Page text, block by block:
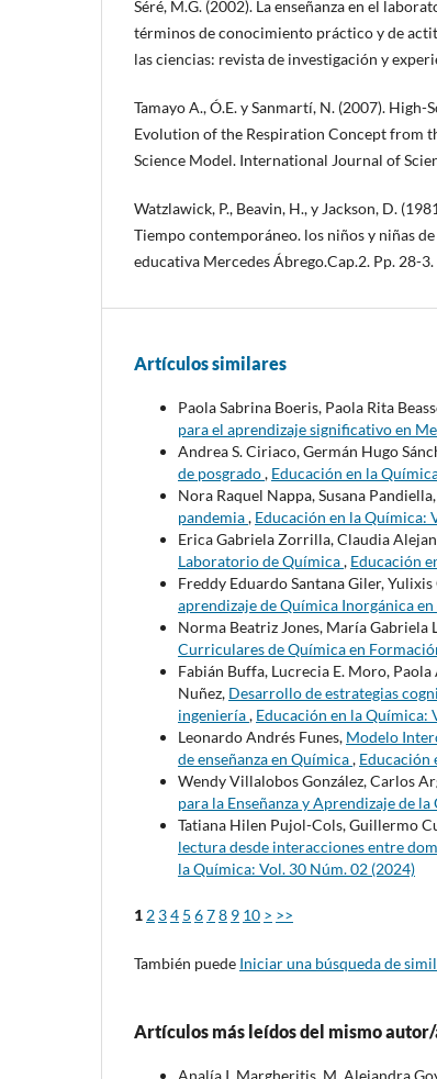
Séré, M.G. (2002). La enseñanza en el
términos de conocimiento práctico y de
las ciencias: revista de investigación y
Tamayo A., Ó.E. y Sanmartí, N. (2007).
Evolution of the Respiration Concept from
Science Model. International Journal of
Watzlawick, P., Beavin, H., y Jackson, D.
Tiempo contemporáneo. los niños y niñas
educativa Mercedes Ábrego.Cap.2. Pp. 28-3.
Artículos similares
Paola Sabrina Boeris, Paola Rita
para el aprendizaje significativo en
Andrea S. Ciriaco, Germán Hugo
de posgrado, Educación en la
Nora Raquel Nappa, Susana Pandiella,
pandemia, Educación en la Química:
Erica Gabriela Zorrilla, Claudia
Laboratorio de Química, Educación
Freddy Eduardo Santana Giler,
aprendizaje de Química Inorgánica
Norma Beatriz Jones, María Gabriela
Curriculares de Química en
Fabián Buffa, Lucrecia E. Moro,
Nuñez, Desarrollo de estrategias
ingeniería, Educación en la Química:
Leonardo Andrés Funes, Modelo
de enseñanza en Química, Educación
Wendy Villalobos González, Carlos
para la Enseñanza y Aprendizaje de
Tatiana Hilen Pujol-Cols, Guillermo
lectura desde interacciones entre
la Química: Vol. 30 Núm. 02 (2024)
1 2 34 5 678 9 10 > >>
También puede Iniciar una búsqueda de
Artículos más leídos del mismo autor/